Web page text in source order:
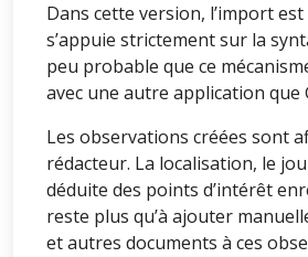
Dans cette version, l’import
s’appuie strictement sur la
peu probable que ce
avec une autre application que
Les observations créées sont
rédacteur. La localisation, le
déduite des points d’intérêt
reste plus qu’à ajouter
et autres documents à ces